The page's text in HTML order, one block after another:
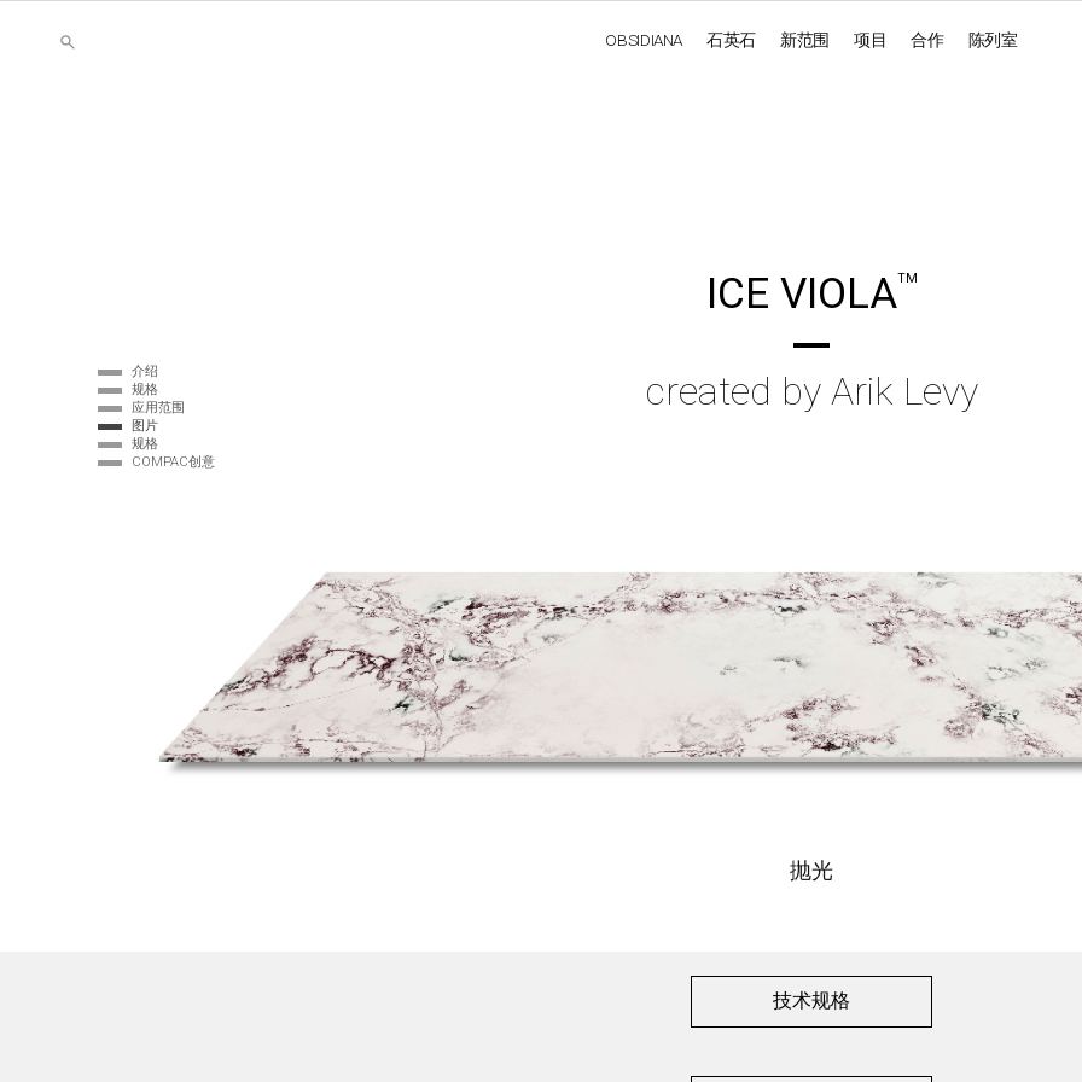
OBSIDIANA 石英石 新范围 项目 合作 陈列室
介绍
规格
应用范围
图片
规格
COMPAC创意
ICE VIOLATM
created by Arik Levy
抛光
技术规格